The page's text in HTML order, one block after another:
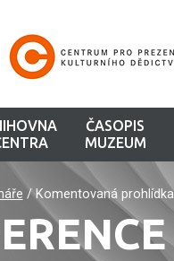
ČASOPIS
MUZEUM
/ Komentovaná